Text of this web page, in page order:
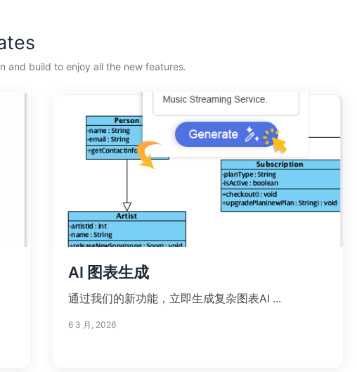
and build to enjoy all the new features.
AI 图表生成
通过我们的新功能，立即生成复杂图表AI ...
6 3 月, 2026